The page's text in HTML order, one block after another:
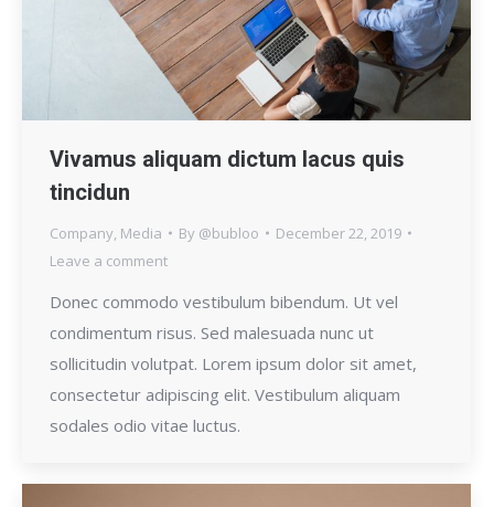
Vivamus aliquam dictum lacus quis
tincidun
Company Media By @bubloo
December 22, 2019
Leave a comment
Donec commodo vestibulum bibendum. Ut vel
condimentum risus. Sed malesuada nunc ut
sollicitudin volutpat. Lorem ipsum dolor sit amet,
consectetur adipiscing elit. Vestibulum aliquam
sodales odio vitae luctus.